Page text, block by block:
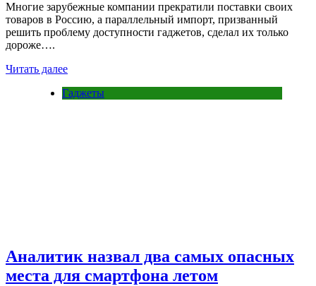
Многие зарубежные компании прекратили поставки своих
товаров в Россию, а параллельный импорт, призванный
решить проблему доступности гаджетов, сделал их только
дороже….
Читать далее
Гаджеты
Аналитик назвал два самых опасных
места для смартфона летом